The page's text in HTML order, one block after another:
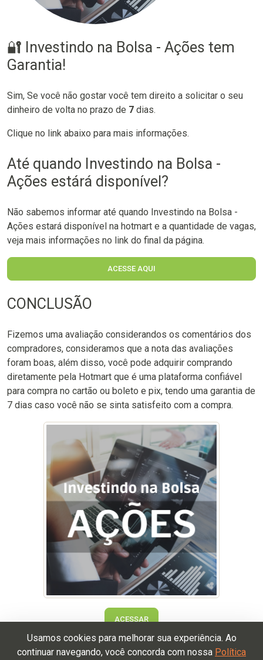
🔐 Investindo na Bolsa - Ações tem
Garantia!
Sim, Se você não gostar você tem direito a solicitar o seu
dinheiro de volta no prazo de 7 dias.
Clique no link abaixo para mais informações.
Até quando Investindo na Bolsa -
Ações estárá disponível?
Não sabemos informar até quando Investindo na Bolsa -
Ações estará disponível na hotmart e a quantidade de vagas,
veja mais informações no link do final da página.
ACESSE AQUI
CONCLUSÃO
Fizemos uma avaliação considerandos os comentários dos
compradores, consideramos que a nota das avaliações
foram boas, além disso, você pode adquirir comprando
diretamente pela Hotmart que é uma plataforma confiável
para compra no cartão ou boleto e pix, tendo uma garantia de
7 dias caso você não se sinta satisfeito com a compra.
Usamos cookies para melhorar sua experiência. Ao
continuar navegando, você concorda com nossa Política
ACESSAR